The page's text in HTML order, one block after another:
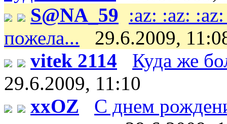
S@NA_59 :az: :az:
пожела...
29.6.2009,
vitek 2114
Куда же
29.6.2009, 11:10
xxOZ
С днем